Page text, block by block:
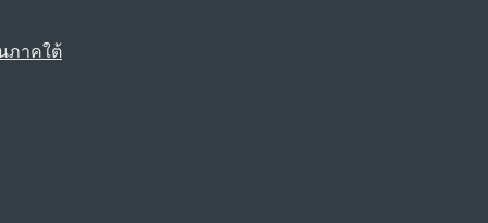
ภาคใต้